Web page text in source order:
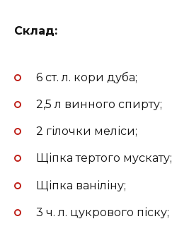
Склад:
6 ст. л. кори дуба;
2,5 л винного спирту;
2 гілочки меліси;
Щіпка тертого мускату;
Щіпка ваніліну;
3 ч. л. цукрового піску;